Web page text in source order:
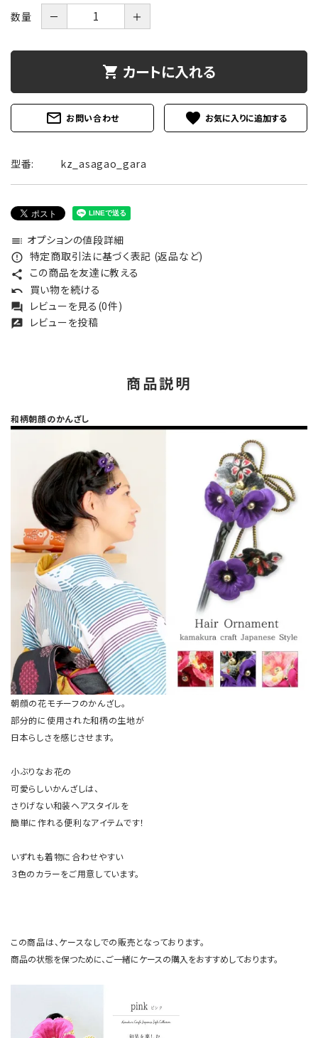
数量 － ＋
shopping_cart カートに入れる
mail_outline お問い合わせ favorite
型番: kz_asagao_gara
toc オプションの値段詳細
error_outline 特定商取引法に基づく表記 (返品など)
share この商品を友達に教える
undo 買い物を続ける
forum レビューを見る(0件)
rate_review レビューを投稿
商品説明
和柄朝顔のかんざし
朝顔の花モチーフのかんざし。
部分的に使用された和柄の生地が
日本らしさを感じさせます。
小ぶりなお花の
可愛らしいかんざしは、
さりげない和装ヘアスタイルを
簡単に作れる便利なアイテムです！
いずれも着物に合わせやすい
３色のカラーをご用意しています。
この商品は、ケースなしでの販売となっております。
商品の状態を保つために、ご一緒にケースの購入をおすすめしております。